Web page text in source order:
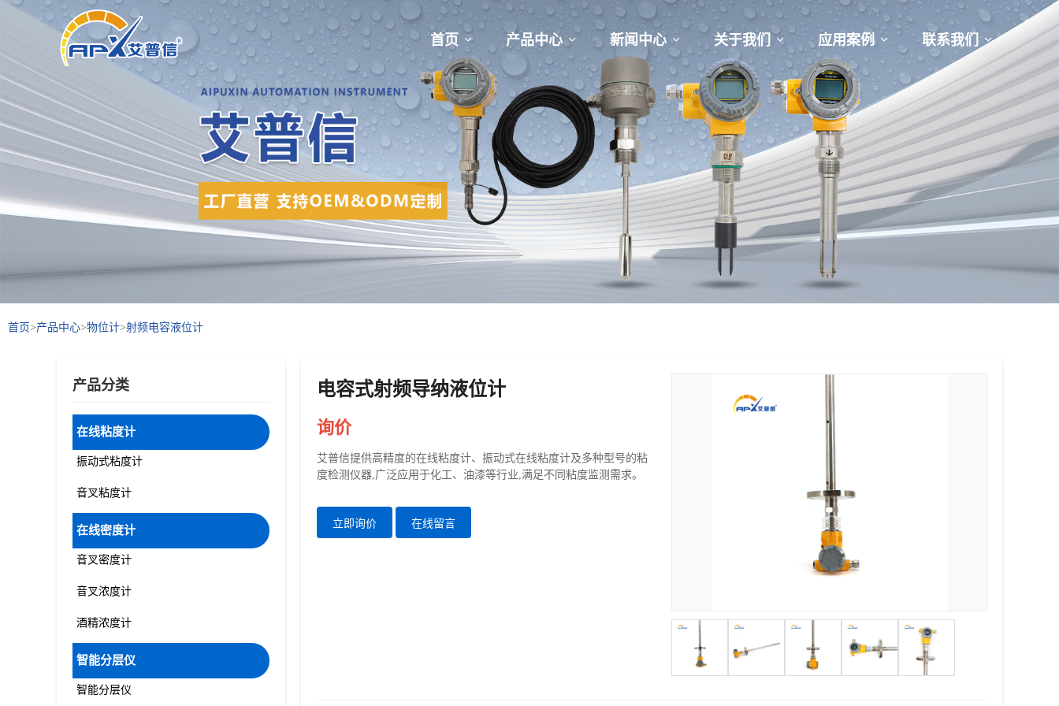
首页 产品中心 新闻中心 关于我们 应用案例 联系我们
首页>产品中心>物位计>射频电容液位计
产品分类
在线粘度计
振动式粘度计
音叉粘度计
在线密度计
音叉密度计
音叉浓度计
酒精浓度计
智能分层仪
智能分层仪
电容式射频导纳液位计
询价
艾普信提供高精度的在线粘度计、振动式在线粘度计及多种型号的粘
度检测仪器,广泛应用于化工、油漆等行业,满足不同粘度监测需求。
立即询价 在线留言